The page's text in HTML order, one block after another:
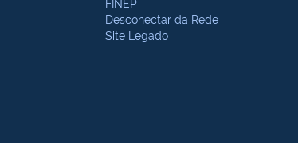
Desconectar da Rede
Site Legado